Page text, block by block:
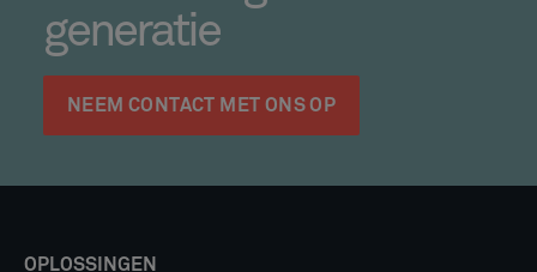
generatie
NEEM CONTACT MET ONS OP
OPLOSSINGEN